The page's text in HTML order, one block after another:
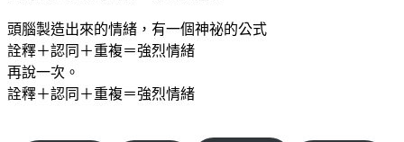
頭腦製造出來的情緒，有一個神祕的公式
詮釋＋認同＋重複＝強烈情緒
再說一次。
詮釋＋認同＋重複＝強烈情緒